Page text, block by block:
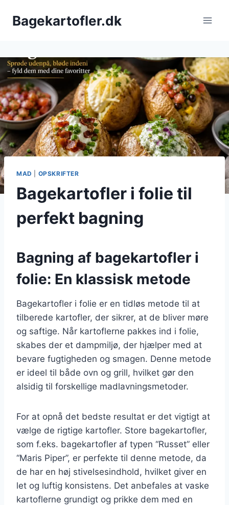
Bagekartofler.dk
MAD OPSKRIFTER
Bagekartofler i folie til
perfekt bagning
Bagning af bagekartofler i
folie: En klassisk metode
Bagekartofler i folie er en tidløs metode til at
tilberede kartofler, der sikrer, at de bliver møre
og saftige. Når kartoflerne pakkes ind i folie,
skabes der et dampmiljø, der hjælper med at
bevare fugtigheden og smagen. Denne metode
er ideel til både ovn og grill, hvilket gør den
alsidig til forskellige madlavningsmetoder.
For at opnå det bedste resultat er det vigtigt at
vælge de rigtige kartofler. Store bagekartofler,
som f.eks. bagekartofler af typen “Russet” eller
“Maris Piper”, er perfekte til denne metode, da
de har en høj stivelsesindhold, hvilket giver en
let og luftig konsistens. Det anbefales at vaske
kartoflerne grundigt og prikke dem med en